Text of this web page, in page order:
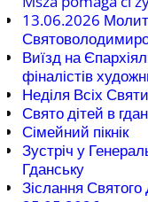
13.06.2026
Виїзд на
фіналістів
Неділя Всіх
Свято дітей в
Сімейний пікнік
Зустріч у
Гданську
Зіслання